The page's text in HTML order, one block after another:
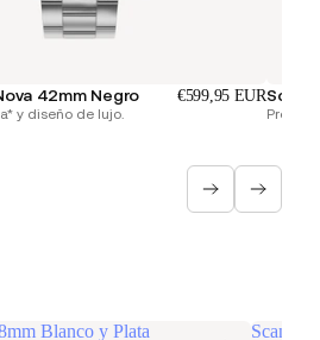
42mm Negro €599,95 EUR
y diseño de lujo.
Blanco y Plata